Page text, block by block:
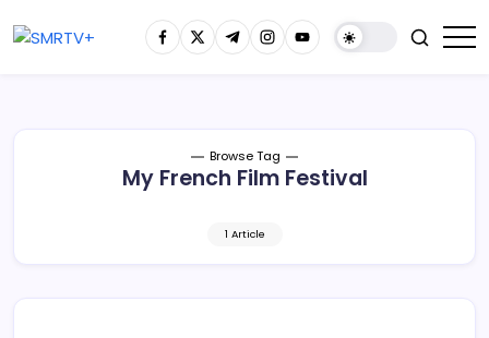
Browse Tag
My French Film Festival
1 Article